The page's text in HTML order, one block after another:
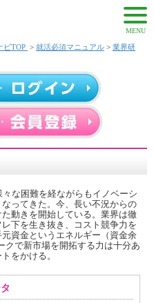
MENU
ビTOP > 就活必須マニュアル > 業界研
な困難を経ながらもイノベーシ
ってきた。今、長い不況からの
動きを開始している。業界は徹
下を生き抜き、コスト競争力を
資金というエネルギー（資金余
で新市場を開拓する力は十分あ
をかける。